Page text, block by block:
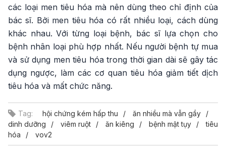
các loại men tiêu hóa mà nên dùng theo chỉ định của
bác sĩ. Bởi men tiêu hóa có rất nhiều loại, cách dùng
khác nhau. Với từng loại bệnh, bác sĩ lựa chọn cho
bệnh nhân loại phù hợp nhất. Nếu người bệnh tự mua
và sử dụng men tiêu hóa trong thời gian dài sẽ gây tác
dụng ngược, làm các cơ quan tiêu hóa giảm tiết dịch
tiêu hóa và mất chức năng.
Tag: hội chứng kém hấp thu
ăn nhiều mà vẫn gầy
dinh dưỡng
viêm ruột ăn kiêng bệnh mật tụy
tiêu
hóa
vov2